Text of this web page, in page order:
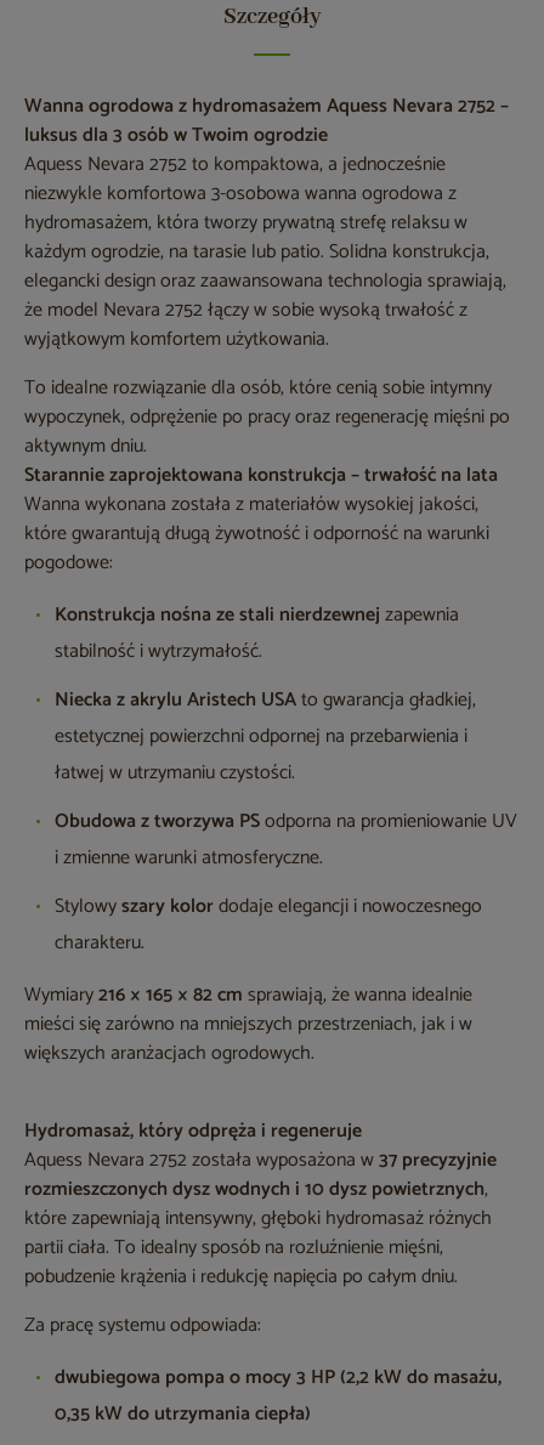
Szczegóły
Wanna ogrodowa z hydromasażem AquessNevara 2752–
luksus dla 3 osób w Twoim ogrodzie
Aquess Nevara 2752 to kompaktowa, a jednocześnie
niezwykle komfortowa 3-osobowa wanna ogrodowa z
hydromasażem, która tworzy prywatną strefę relaksu w
każdym ogrodzie, na tarasie lub patio. Solidna konstrukcja,
elegancki design oraz zaawansowana technologia sprawiają,
że model Nevara 2752 łączy w sobie wysoką trwałość z
wyjątkowym komfortem użytkowania.
To idealne rozwiązanie dla osób, które cenią sobie intymny
wypoczynek, odprężenie po pracy oraz regenerację mięśni po
aktywnym dniu.
Starannie zaprojektowana konstrukcja – trwałość na lata
Wanna wykonana została z materiałów wysokiej jakości,
które gwarantują długą żywotność i odporność na warunki
pogodowe:
Konstrukcja nośna ze stali nierdzewnejzapewnia
stabilność i wytrzymałość.
Niecka z akrylu Aristech USAto gwarancja gładkiej,
estetycznej powierzchni odpornej na przebarwienia i
łatwej w utrzymaniu czystości.
Obudowa z tworzywa PSodporna na promieniowanie UV
i zmienne warunki atmosferyczne.
Stylowyszary kolordodaje elegancji i nowoczesnego
charakteru.
Wymiary216 × 165 × 82 cmsprawiają, że wanna idealnie
mieści się zarówno na mniejszych przestrzeniach, jak i w
większych aranżacjach ogrodowych.
Hydromasaż, który odpręża i regeneruje
Aquess Nevara 2752 została wyposażona w37 precyzyjnie
rozmieszczonych dysz wodnych i 10 dysz powietrznych,
które zapewniają intensywny, głęboki hydromasaż różnych
partii ciała. To idealny sposób na rozluźnienie mięśni,
pobudzenie krążenia i redukcję napięcia po całym dniu.
Za pracę systemu odpowiada:
dwubiegowa pompa o mocy 3 HP (2,2 kW do masażu,
0,35 kW do utrzymania ciepła)